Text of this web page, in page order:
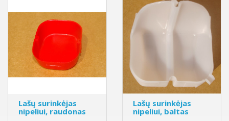
Lašų surinkėjas
nipeliui, raudonas
Lašų surinkėjas
nipeliui, baltas